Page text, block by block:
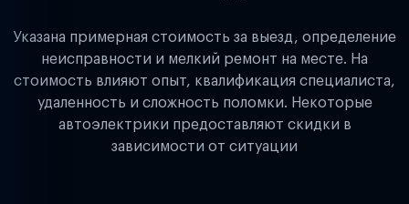
Указана примерная стоимость за выезд, определение
неисправности и мелкий ремонт на месте. На
стоимость влияют опыт, квалификация специалиста,
удаленность и сложность поломки. Некоторые
автоэлектрики предоставляют скидки в
зависимости от ситуации